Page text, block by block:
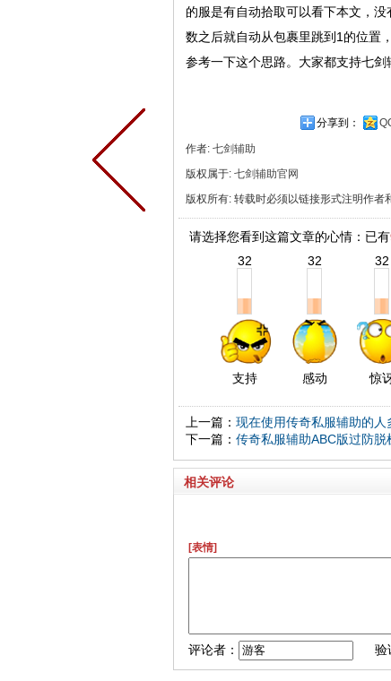
的服是有自动拾取可以看下本文，
数之后就自动从包裹里跳到1的位置
参考一下这个思路。大家都支持七剑
分享到：
作者: 七剑辅助
版权属于: 七剑辅助官网
版权所有: 转载时必须以链接形式注明作者
请选择您看到这篇文章的心情：已有
32
支持
32
感动
32
惊
上一篇： 现在使用传奇私服辅助的人
下一篇： 传奇私服辅助ABC版过防脱
相关评论
[表情]
评论者： 验